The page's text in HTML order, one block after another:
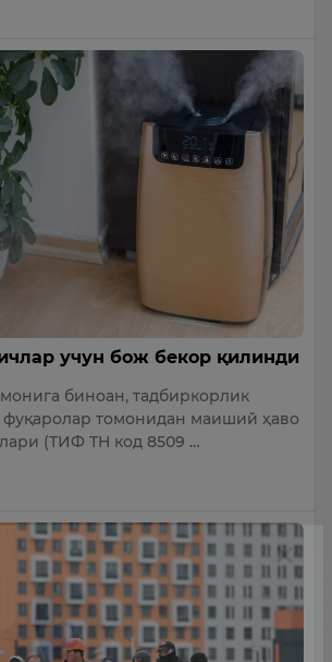
учун бож бекор қилинди
биноан, тадбиркорлик
фуқаролар томонидан маиший ҳаво
(ТИФ ТН код 8509 …